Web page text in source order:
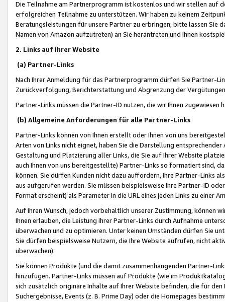
Die Teilnahme am Partnerprogramm ist kostenlos und wir stellen auf
erfolgreichen Teilnahme zu unterstützen. Wir haben zu keinem
Beratungsleistungen für unsere Partner zu erbringen; bitte lassen Sie
Namen von Amazon aufzutreten) an Sie herantreten und Ihnen
2. Links auf Ihrer Website
(a) Partner-Links
Nach Ihrer Anmeldung für das Partnerprogramm dürfen Sie Partner-
Zurückverfolgung, Berichterstattung und Abgrenzung der
Partner-Links müssen die Partner-ID nutzen, die wir Ihnen zugewiesen
(b) Allgemeine Anforderungen für alle Partner-Links
Partner-Links können von Ihnen erstellt oder Ihnen von uns
Arten von Links nicht eignet, haben Sie die Darstellung
Gestaltung und Platzierung aller Links, die Sie auf Ihrer Website
auch Ihnen von uns bereitgestellte) Partner-Links so formatiert sind,
können. Sie dürfen Kunden nicht dazu auffordern, Ihre Partner-Links
aus aufgerufen werden. Sie müssen beispielsweise Ihre Partner-ID
Format erscheint) als Parameter in die URL eines jeden Links zu einer
Auf Ihren Wunsch, jedoch vorbehaltlich unserer Zustimmung, können
Ihnen erlauben, die Leistung Ihrer Partner-Links durch Aufnahme
überwachen und zu optimieren. Unter keinen Umständen dürfen Sie
Sie dürfen beispielsweise Nutzern, die Ihre Website aufrufen, nicht
überwachen).
Sie können Produkte (und die damit zusammenhängenden Partner-
hinzufügen. Partner-Links müssen auf Produkte (wie im
sich zusätzlich originäre Inhalte auf Ihrer Website befinden, die für
Suchergebnisse, Events (z. B. Prime Day) oder die Homepages